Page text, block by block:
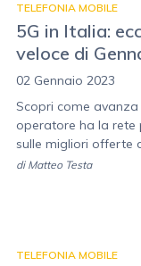
TELEFONIA MOBILE
5G in Italia:
veloce di
02 Gennaio 2023
Scopri come avanza
operatore ha la rete
sulle migliori offerte
di Matteo Testa
TELEFONIA MOBILE